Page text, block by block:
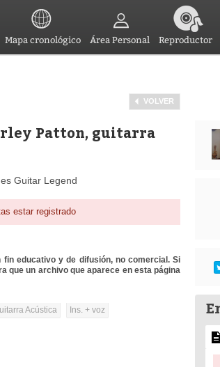
Mapa cronológico Área Personal Reproductor
VOLVER
Patton, guitarra
Guitar Legend
estar registrado
educativo y de difusión, no comercial. Si
que un archivo que aparece en esta página
Acústica Ins. + voz